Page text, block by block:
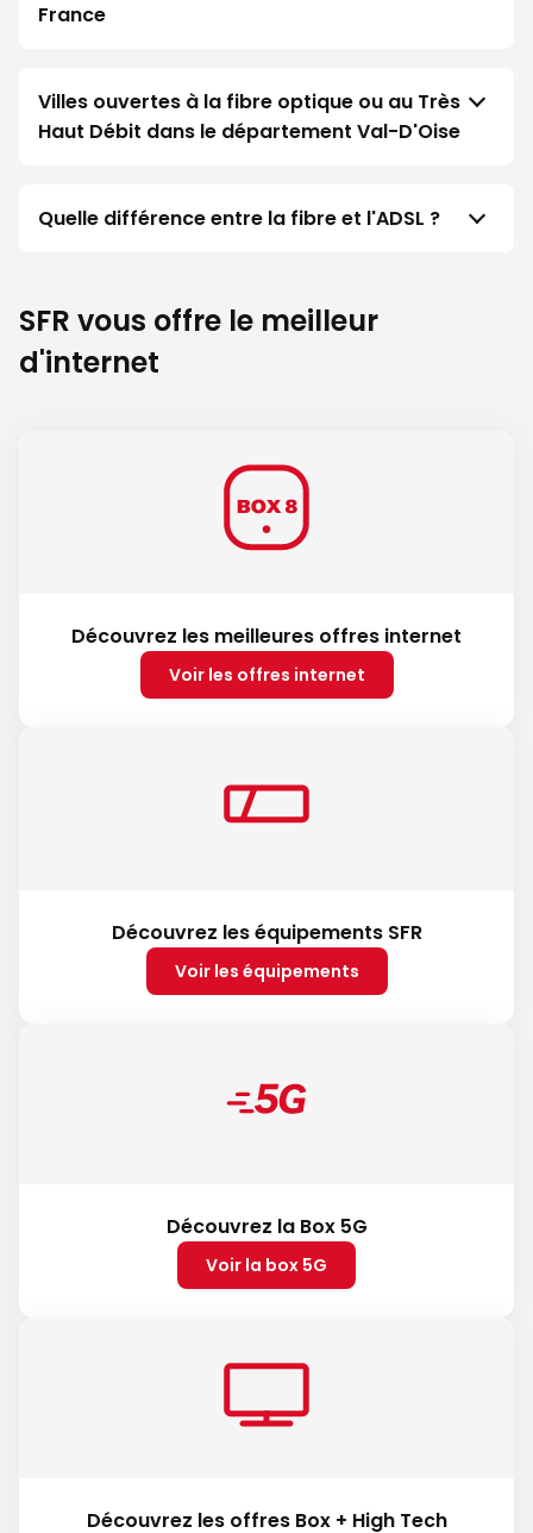
France
Villes ouvertes à la fibre optique ou au Très
Haut Débit dans le département Val-D'Oise
Quelle différence entre la fibre et l'ADSL ?
SFR vous offre le meilleur
d'internet
Découvrez les meilleures offres internet
Voir les offres internet
Découvrez les équipements SFR
Voir les équipements
Découvrez la Box 5G
Voir la box 5G
Découvrez les offres Box + High Tech